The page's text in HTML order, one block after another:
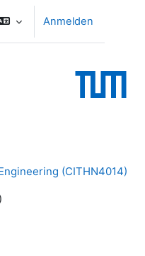
Anmelden
(CITHN4014)